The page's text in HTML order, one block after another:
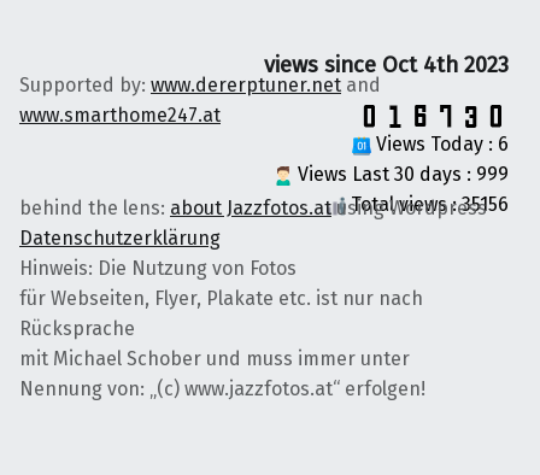
Supported by: www.dererptuner.net and
www.smarthome247.at
behind the lens: about Jazzfotos.atusing Wordpress
Datenschutzerklärung
Hinweis: Die Nutzung von Fotos
für Webseiten, Flyer, Plakate etc. ist nur nach
Rücksprache
mit Michael Schober und muss immer unter
Nennung von: „(c) www.jazzfotos.at“ erfolgen!
views since Oct 4th 2023
Views Today : 6
Views Last 30 days : 999
Total views : 35156